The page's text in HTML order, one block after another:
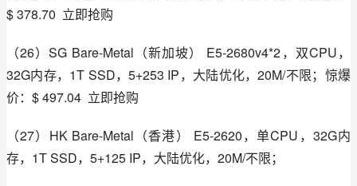
$ 378.70  立即抢购
（26）SG Bare-Metal（新加坡） E5-2680v4*2，双CPU，
32G内存，1T SSD，5+253 IP，大陆优化，20M/不限；惊爆
价：$ 497.04  立即抢购
（27）HK Bare-Metal（香港） E5-2620，单CPU，32G内
存，1T SSD，5+125 IP，大陆优化，20M/不限；